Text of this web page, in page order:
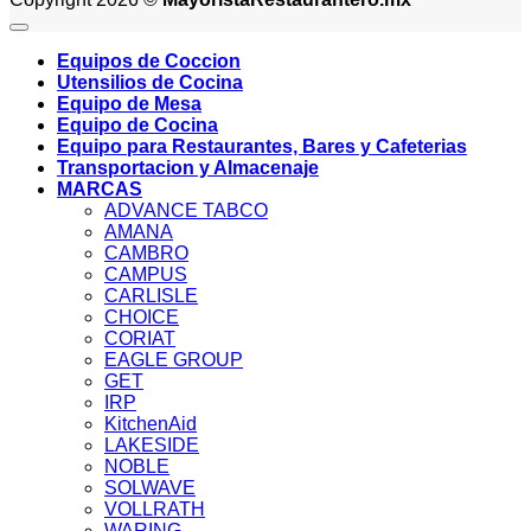
Equipos de Coccion
Utensilios de Cocina
Equipo de Mesa
Equipo de Cocina
Equipo para Restaurantes, Bares y Cafeterias
Transportacion y Almacenaje
MARCAS
ADVANCE TABCO
AMANA
CAMBRO
CAMPUS
CARLISLE
CHOICE
CORIAT
EAGLE GROUP
GET
IRP
KitchenAid
LAKESIDE
NOBLE
SOLWAVE
VOLLRATH